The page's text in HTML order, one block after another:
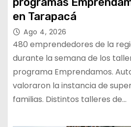
en Tarapacá
Ago 4, 2026
480 emprendedores de la
durante la semana de los
programa Emprendamos.
valoraron la instancia de
familias. Distintos talleres de…